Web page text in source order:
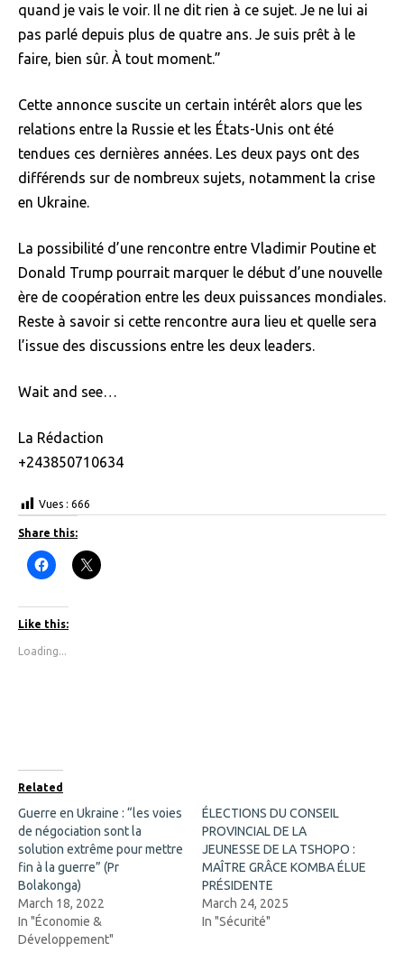
quand je vais le voir. Il ne dit rien à ce sujet. Je ne lui ai
pas parlé depuis plus de quatre ans. Je suis prêt à le
faire, bien sûr. À tout moment.”
Cette annonce suscite un certain intérêt alors que les
relations entre la Russie et les États-Unis ont été
tendues ces dernières années. Les deux pays ont des
différends sur de nombreux sujets, notamment la crise
en Ukraine.
La possibilité d’une rencontre entre Vladimir Poutine et
Donald Trump pourrait marquer le début d’une nouvelle
ère de coopération entre les deux puissances mondiales.
Reste à savoir si cette rencontre aura lieu et quelle sera
l’issue des discussions entre les deux leaders.
Wait and see…
La Rédaction
+243850710634
Vues : 666
Share this:
C
l
k
t
o
h
b
o
o
k
(
O
p
e
n
i
n
e
w
w
C
l
i
n
n
e
w
w
d
o
w
)
Like this:
Loading...
Related
Guerre en Ukraine : “les voies
de négociation sont la
solution extrême pour mettre
fin à la guerre” (Pr
Bolakonga)
March 18, 2022
In "Économie &
Développement"
ÉLECTIONS DU CONSEIL
PROVINCIAL DE LA
JEUNESSE DE LA TSHOPO :
MAÎTRE GRÂCE KOMBA ÉLUE
PRÉSIDENTE
March 24, 2025
In "Sécurité"